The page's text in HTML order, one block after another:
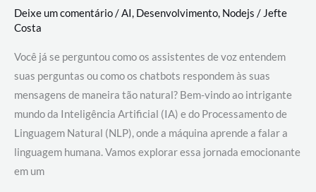
Deixe um comentário/AI, Desenvolvimento, Nodejs / Jefte
Costa
Você já se perguntou como os assistentes de voz entendem
suas perguntas ou como os chatbots respondem às suas
mensagens de maneira tão natural? Bem-vindo ao intrigante
mundo da Inteligência Artificial (IA) e do Processamento de
Linguagem Natural (NLP), onde a máquina aprende a falar a
linguagem humana. Vamos explorar essa jornada emocionante
em um